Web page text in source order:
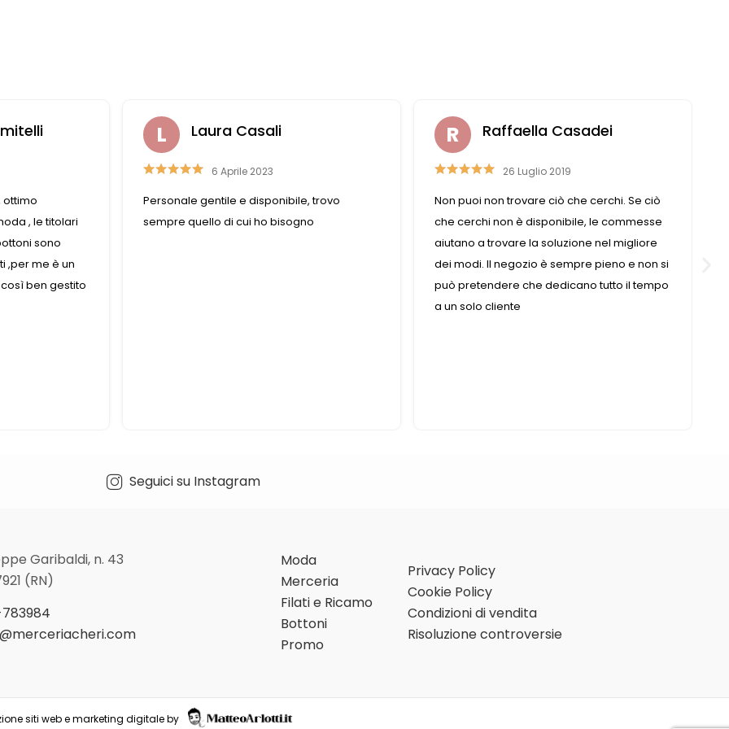
trovo
Raffaella Casadei
26 Luglio 2019
Non puoi non trovare ciò che cerchi. Se ciò
che cerchi non è disponibile, le commesse
Liviana Antolini
15 Settembre 2023
Competenza e gentilezza caratterizzano
questo negozio fornitissimo nel suo genere.
Seguici su Instagram
Garibaldi, n. 43
(RN)
Moda
Merceria
Filati e Ricamo
Bottoni
Promo
Privacy Policy
Cookie Policy
Condizioni di vendita
Risoluzione controversie
siti web e marketing digitale by